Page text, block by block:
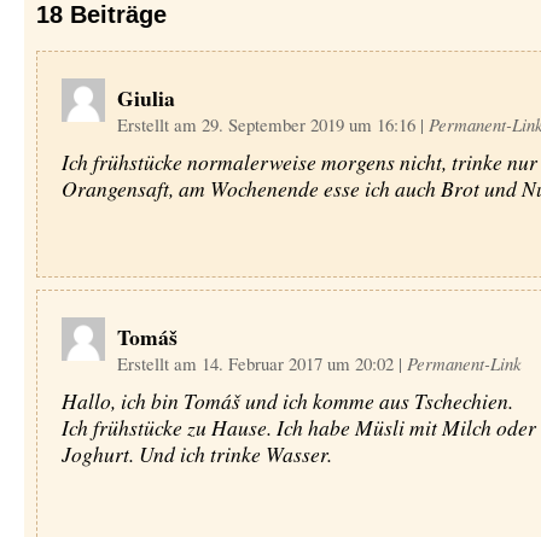
18 Beiträge
Giulia
Erstellt am 29. September 2019 um 16:16 | Permanent-
Ich frühstücke normalerweise morgens nicht, trinke
Orangensaft, am Wochenende esse ich auch Brot und
Tomáš
Erstellt am 14. Februar 2017 um 20:02 | Permanent-Link
Hallo, ich bin Tomáš und ich komme aus Tschechien.
Ich frühstücke zu Hause. Ich habe Müsli mit Milch
Joghurt. Und ich trinke Wasser.